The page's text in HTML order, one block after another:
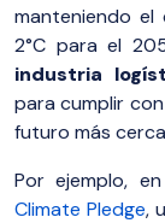
manteniendo
2°C para el
industria
para cumplir
futuro más
Por ejemplo,
Climate Pledge,